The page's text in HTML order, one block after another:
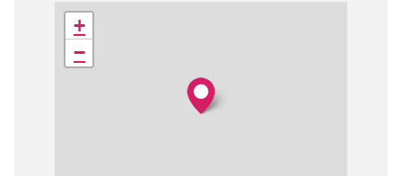
Géolocalisation
+
−